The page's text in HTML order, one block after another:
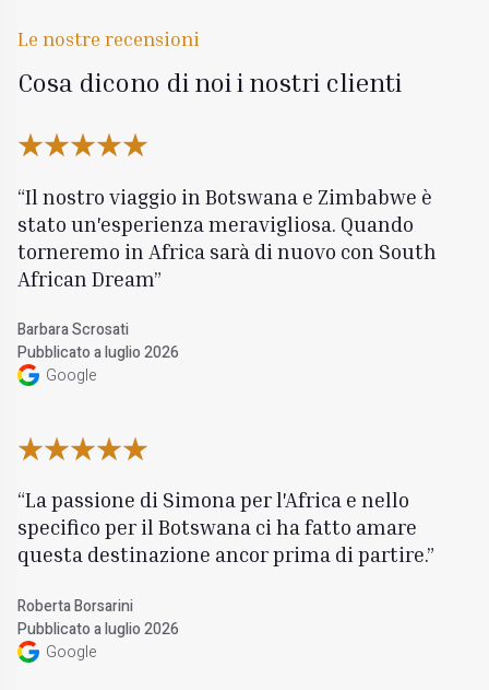
Le nostre recensioni
Cosa dicono di noi i nostri clienti
Il nostro viaggio in Botswana e Zimbabwe è
stato un'esperienza meravigliosa. Quando
torneremo in Africa sarà di nuovo con South
African Dream
Barbara Scrosati
Pubblicato a luglio 2026
Google
La passione di Simona per l'Africa e nello
specifico per il Botswana ci ha fatto amare
questa destinazione ancor prima di partire.
Roberta Borsarini
Pubblicato a luglio 2026
Google